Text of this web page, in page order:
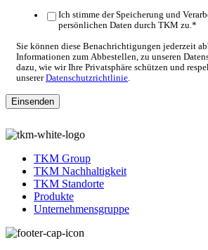
Ich stimme der Speicherung und
persönlichen Daten durch TKM zu.*
Sie können diese Benachrichtigungen jederzeit
Informationen zum Abbestellen, zu unseren
dazu, wie wir Ihre Privatsphäre schützen und
unsererDatenschutzrichtlinie.
TKM Group
TKM Nachhaltigkeit
TKM Standorte
Produkte
Unternehmensgruppe